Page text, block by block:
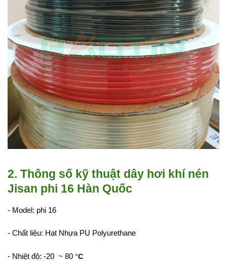
2. Thông số kỹ thuật dây hơi khí nén
Jisan phi 16 Hàn Quốc
- Model: phi 16
- Chất liệu: Hạt Nhựa PU Polyurethane
- Nhiệt độ: -20 ~ 80 °C